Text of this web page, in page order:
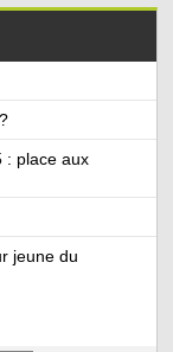
: place aux
jeune du